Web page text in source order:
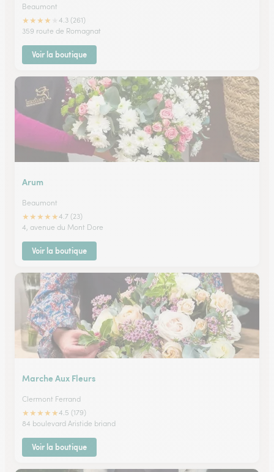
Beaumont
★★★★
4.3 (261)
359 route de Romagnat
Voir la boutique
Arum
Beaumont
★★★★★4.7 (23)
4, avenue du Mont Dore
Voir la boutique
Marche Aux Fleurs
Clermont Ferrand
★★★★★4.5 (179)
84 boulevard Aristide briand
Voir la boutique